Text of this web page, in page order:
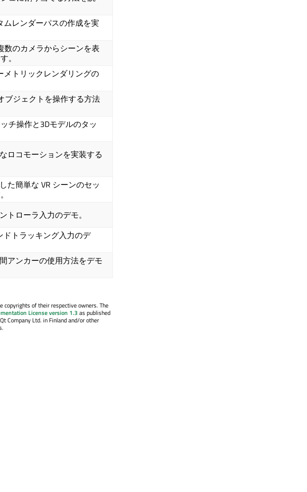
ムレンダーパスの作成を実
数のカメラからシーンを表
。
メトリックレンダリングの
ブジェクトを操作する方法
チ操作と3Dモデルのタッ
ロコモーションを実装する
た簡単な VR シーンのセッ
トローラ入力のデモ。
ドトラッキング入力のデ
アンカーの使用方法をデモ
copyrights of their respective owners. The
License version 1.3 as published
Company Ltd. in Finland and/or other